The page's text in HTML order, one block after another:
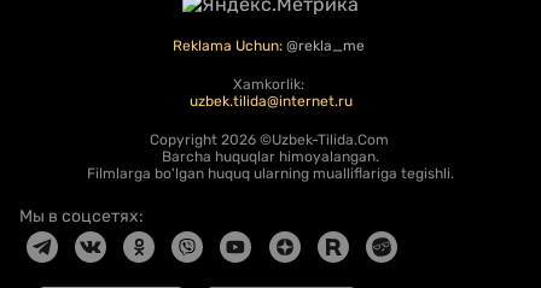
Reklama Uchun: @rekla_me
Xamkorlik:
uzbek.tilida@internet.ru
Copyright 2026 ©Uzbek-Tilida.Com
Barcha huquqlar himoyalangan.
Filmlarga bo'lgan huquq ularning mualliflariga tegishli.
Мы в соцсетях: